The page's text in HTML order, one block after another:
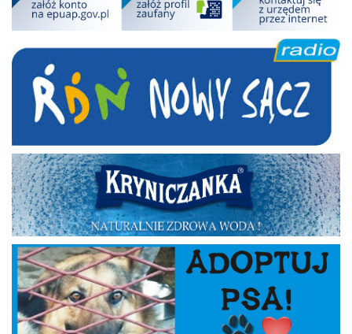
Kryniczanka
Adoptuj psa